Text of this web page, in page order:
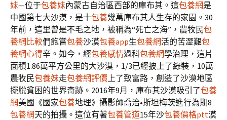
妹—位于包養妹內蒙古自治區西部的庫布其。這包養網是
中國第七大沙漠，是十包養幾萬庫布其人生存的家園。30
年前，這里曾是不毛之地，被稱為“死亡之海”，農牧民包
養網比較們飽嘗包養沙漠包養app生包養網活的苦澀艱包
養網心得辛。如今，經包養感情過科包養網學治理，這片
面積1.86萬平方公里的大沙漠，1/3已經披上了綠裝，10萬
農牧民包養妹走包養網評價 上了致富路，創造了沙漠地區
擺脫貧困的世界奇跡。2016年9月，庫布其沙漠吸引了包養
網美國《國家包養地理》攝影師喬治•斯坦梅茨進行為期8
包養網天的拍攝。這位有著包養管道15年沙包養價格ptt漠